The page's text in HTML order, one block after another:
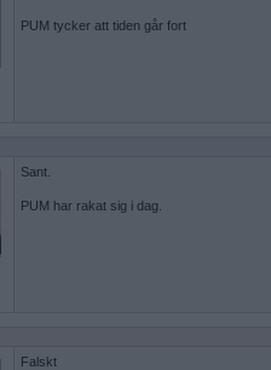
PUM tycker att tiden går fort
Sant.
PUM har rakat sig i dag.
Falskt